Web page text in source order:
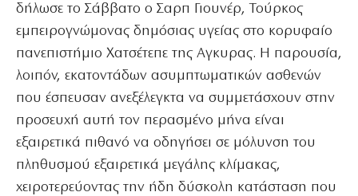
δήλωσε το Σάββατο ο Σαρπ Γιουνέρ, Τούρκος
εμπειρογνώμονας δημόσιας υγείας στο κορυφαίο
πανεπιστήμιο Χατσέτεπε της Αγκυρας. Η παρουσία,
λοιπόν, εκατοντάδων ασυμπτωματικών ασθενών
που έσπευσαν ανεξέλεγκτα να συμμετάσχουν στην
προσευχή αυτή τον περασμένο μήνα είναι
εξαιρετικά πιθανό να οδηγήσει σε μόλυνση του
πληθυσμού εξαιρετικά μεγάλης κλίμακας,
χειροτερεύοντας την ήδη δύσκολη κατάσταση που